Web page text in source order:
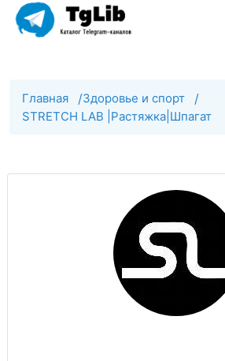
Главная /Здоровье и спорт /
STRETCH LAB |Растяжка|Шпагат